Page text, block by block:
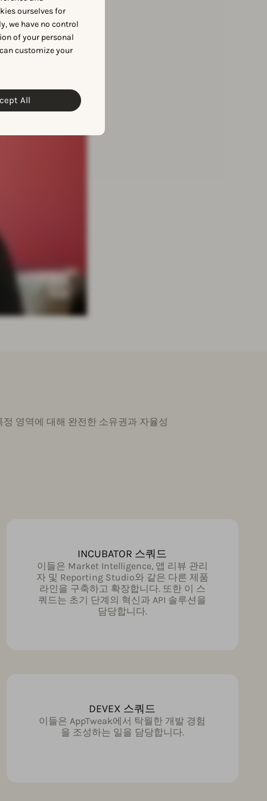
ourselves for
we have no control
of your personal
customize your
All
영역에 대해 완전한 소유권과 자율성
INCUBATOR 스쿼드
이들은 Market Intelligence, 앱 리뷰 관리
자 및 Reporting Studio와 같은 다른 제품
라인을 구축하고 확장합니다. 또한 이 스
쿼드는 초기 단계의 혁신과 API 솔루션을
담당합니다.
DEVEX 스쿼드
이들은 AppTweak에서 탁월한 개발 경험
을 조성하는 일을 담당합니다.